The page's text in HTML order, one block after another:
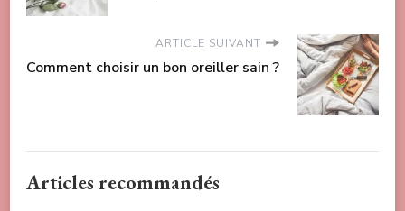
ARTICLE SUIVANT
Comment choisir un bon oreiller sain ?
Articles recommandés